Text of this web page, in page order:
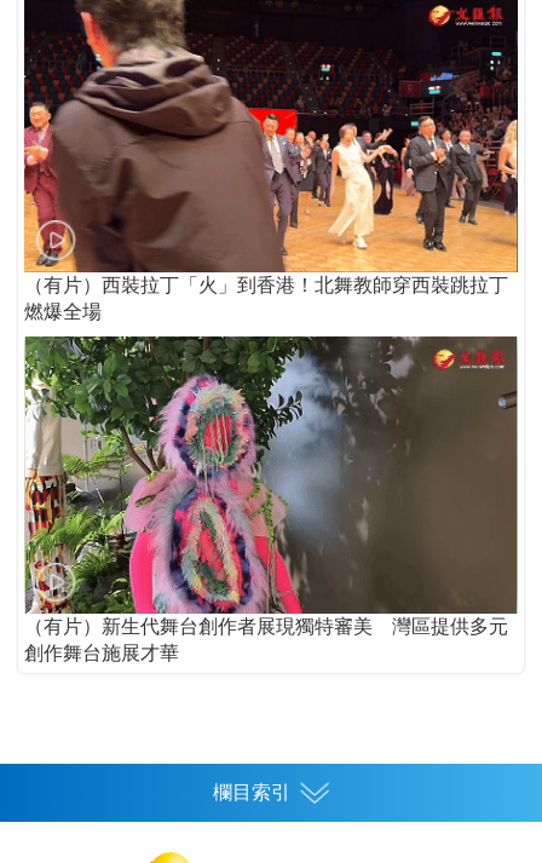
（有片）西裝拉丁「火」到香港！北舞教師穿西裝跳拉丁
燃爆全場
（有片）新生代舞台創作者展現獨特審美 灣區提供多元
創作舞台施展才華
欄目索引